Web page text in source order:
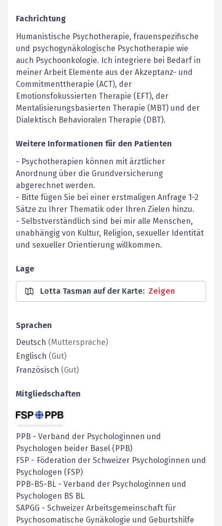
Fachrichtung
Humanistische Psychotherapie, frauenspezifische
und psychogynäkologische Psychotherapie wie
auch Psychoonkologie. Ich integriere bei Bedarf in
meiner Arbeit Elemente aus der Akzeptanz- und
Commitmenttherapie (ACT), der
Emotionsfokussierten Therapie (EFT), der
Mentalisierungsbasierten Therapie (MBT) und der
Dialektisch Behavioralen Therapie (DBT).
Weitere Informationen für den Patienten
- Psychotherapien können mit ärztlicher
Anordnung über die Grundversicherung
abgerechnet werden.
- Bitte fügen Sie bei einer erstmaligen Anfrage 1-2
Sätze zu Ihrer Thematik oder Ihren Zielen hinzu.
- Selbstverständlich sind bei mir alle Menschen,
unabhängig von Kultur, Religion, sexueller Identität
und sexueller Orientierung willkommen.
Lage
Lotta Tasman auf der Karte: Zeigen
Sprachen
Deutsch (Muttersprache)
Englisch (Gut)
Französisch (Gut)
Mitgliedschaften
PPB - Verband der Psychologinnen und
Psychologen beider Basel (PPB)
FSP - Föderation der Schweizer Psychologinnen und
Psychologen (FSP)
PPB-BS-BL - Verband der Psychologinnen und
Psychologen BS BL
SAPGG - Schweizer Arbeitsgemeinschaft für
Psychosomatische Gynäkologie und Geburtshilfe